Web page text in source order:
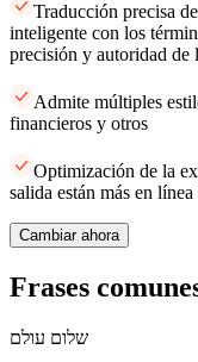
Traducción precisa
inteligente con los
precisión y autoridad de
Admite múltiples
financieros y otros
Optimización de la
salida están más en
Cambiar ahora
Frases
שלום עולם